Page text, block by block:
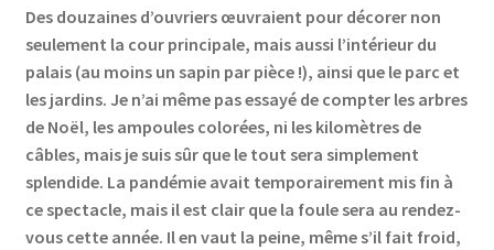
Des douzaines d’ouvriers œuvraient pour décorer non
seulement la cour principale, mais aussi l’intérieur du
palais (au moins un sapin par pièce !), ainsi que le parc et
les jardins. Je n’ai même pas essayé de compter les arbres
de Noël, les ampoules colorées, ni les kilomètres de
câbles, mais je suis sûr que le tout sera simplement
splendide. La pandémie avait temporairement mis fin à
ce spectacle, mais il est clair que la foule sera au rendez-
vous cette année. Il en vaut la peine, même s’il fait froid,